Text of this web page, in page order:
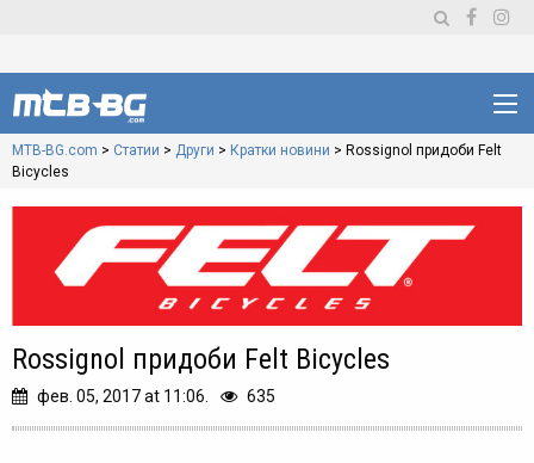
MTB-BG.com > Статии > Други > Кратки новини > Rossignol придоби Felt
Bicycles
Rossignol придоби Felt Bicycles
фев. 05, 2017 at 11:06. 635